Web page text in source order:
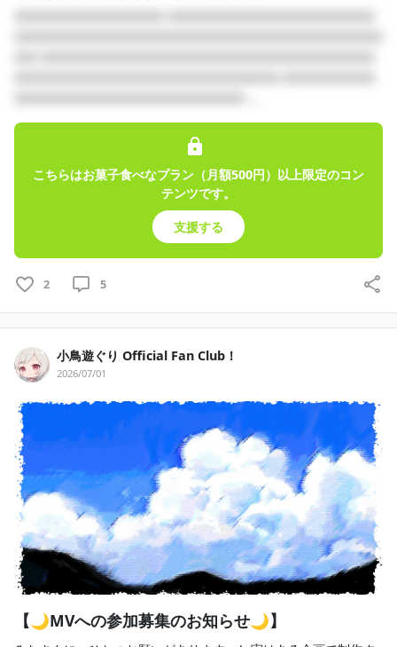
こちらはお菓子食べなプラン（月額500円）以上限定のコン
テンツです。
支援する
2 5
小鳥遊ぐり Official Fan Club！
2026/07/01
【🌙MVへの参加募集のお知らせ🌙】